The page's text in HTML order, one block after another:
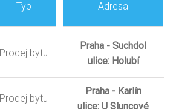
Typ Adresa
Prodej bytu
Praha - Suchdol
ulice: Holubí
Prodej bytu
Praha - Karlín
ulice: U Sluncové